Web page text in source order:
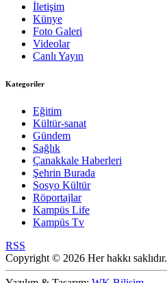
İletişim
Künye
Foto Galeri
Videolar
Canlı Yayın
Kategoriler
Eğitim
Kültür-sanat
Gündem
Sağlık
Çanakkale Haberleri
Şehrin Burada
Sosyo Kültür
Röportajlar
Kampüs Life
Kampüs Tv
RSS
Copyright © 2026 Her hakkı saklıdır.